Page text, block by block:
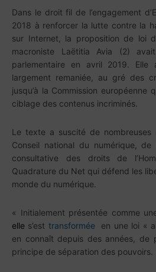
Dans le droit fil de l’engagement
2018 à renforcer la lutte contre la
sur Internet, la proposition de loi
macroniste Laëtitia Avia (2)
parlementaire en avril 2019. Elle
largement remaniée, au gré des
jusqu’à la Commission européenne
ciblage des contenus incriminés.
Le texte a suscité de nombreuses
Conseil national du numérique, de
consultative des droits de
Quadrature du Net qui défend les
monde du numérique.
« Initialement présentée comme
elle s’est transforméeen une loi «
en connaît depuis des années, de
principe de séparation des pouvoirs.